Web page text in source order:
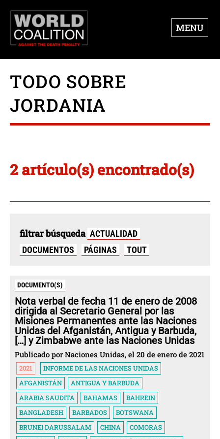
MENU
TODO SOBRE
JORDANIA
2 artículo(s) encontrado(s)
filtrar búsqueda ACTUALIDAD
DOCUMENTOS
PÁGINAS TOUT
DOCUMENTO(S)
Nota verbal de fecha 11 de enero de 2008
dirigida al Secretario General por las
Misiones Permanentes ante las Naciones
Unidas del Afganistán, Antigua y Barbuda,
[…] y Zimbabwe ante las Naciones Unidas
Publicado por Naciones Unidas, el 20 de enero de 2021
2021
INFORME DE LAS NACIONES UNIDAS
AFGANISTÁN
ANTIGUA Y BARBUDA
ARABIA SAUDITA
BAHAMAS
BAHREIN
BANGLADESH
BARBADOS
BOTSWANA
BRUNEI DARUSSALAM
CHINA
COMORAS